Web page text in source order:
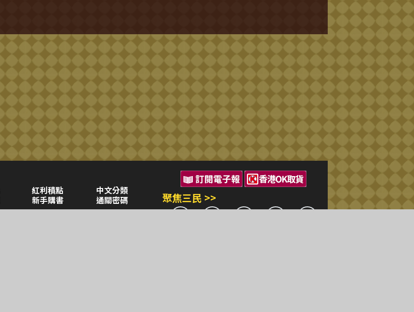
紅利積點
中文分類
新手購書
通關密碼
聚焦三民 >>